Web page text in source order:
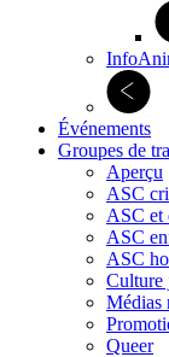
Événements
Groupes de
Aperçu
ASC
ASC et
ASC
ASC
Culture
Médias
Queer